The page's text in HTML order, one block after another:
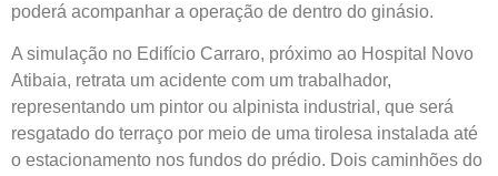
poderá acompanhar a operação de dentro do ginásio.
A simulação no Edifício Carraro, próximo ao Hospital Novo
Atibaia, retrata um acidente com um trabalhador,
representando um pintor ou alpinista industrial, que será
resgatado do terraço por meio de uma tirolesa instalada até
o estacionamento nos fundos do prédio. Dois caminhões do